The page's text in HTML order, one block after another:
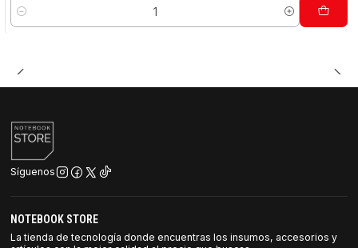
Cantidad
Síguenos
NOTEBOOK STORE
La tienda de tecnología donde encuentras los insumos, accesorios y